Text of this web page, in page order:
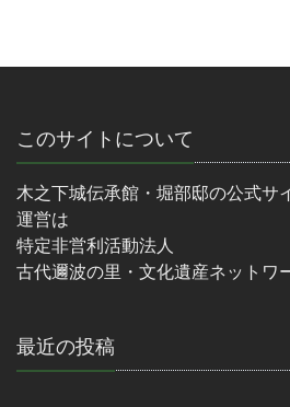
このサイトについて
木之下城伝承館・堀部邸の公式サ
運営は
特定非営利活動法人
古代邇波の里・文化遺産ネットワ
最近の投稿